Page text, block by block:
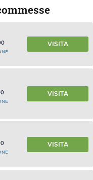
VISITA
VISITA
VISITA